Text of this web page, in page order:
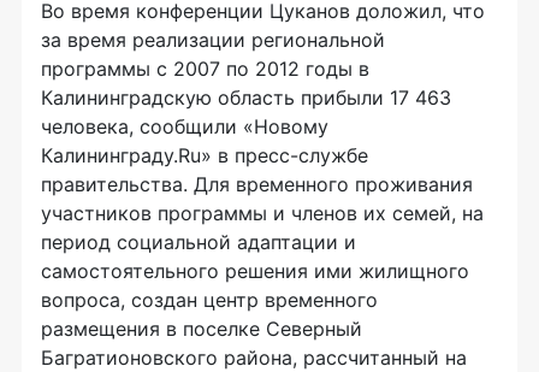
Во время конференции Цуканов доложил, что
за время реализации региональной
программы с 2007 по 2012 годы в
Калининградскую область прибыли 17 463
человека, сообщили «Новому
Калининграду.Ru» в пресс-службе
правительства. Для временного проживания
участников программы и членов их семей, на
период социальной адаптации и
самостоятельного решения ими жилищного
вопроса, создан центр временного
размещения в поселке Северный
Багратионовского района, рассчитанный на